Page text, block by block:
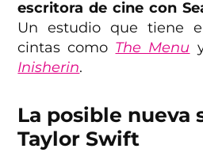
escritora de cine con
Un estudio que tiene
cintas como The Menu
Inisherin.
La posible nueva
Taylor Swift